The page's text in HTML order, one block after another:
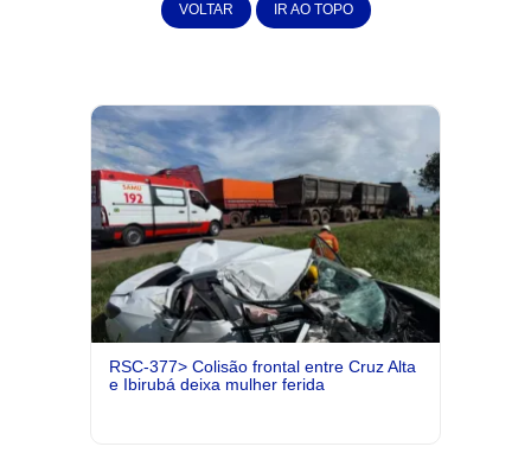
VOLTAR IR AO TOPO
RSC-377> Colisão frontal entre Cruz Alta
e Ibirubá deixa mulher ferida